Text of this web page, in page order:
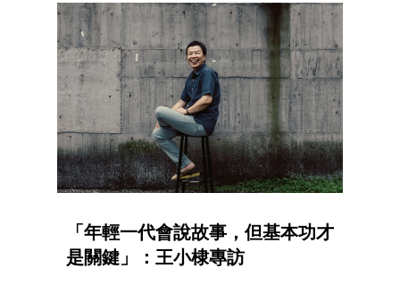
「年輕一代會說故事，但基本功才
是關鍵」：王小棣專訪